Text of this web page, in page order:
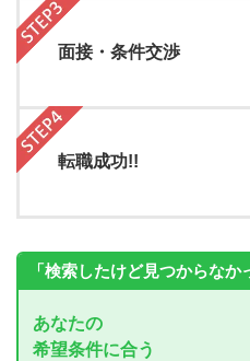
面接・条件交渉
転職成功!!
「検索したけど見つからなか
あなたの
希望条件に合う